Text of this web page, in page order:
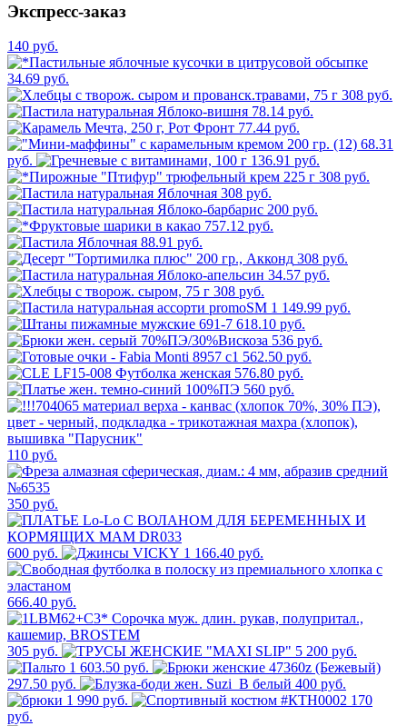
Экспресс-заказ
140 руб.
34.69 руб.
308 руб.
78.14 руб.
77.44 руб.
68.31
руб.
136.91 руб.
308 руб.
308 руб.
200 руб.
757.12 руб.
88.91 руб.
308 руб.
34.57 руб.
308 руб.
1 149.99 руб.
618.10 руб.
536 руб.
562.50 руб.
576.80 руб.
560 руб.
110 руб.
350 руб.
600 руб. 1 166.40 руб.
666.40 руб.
305 руб.
5 200 руб.
1 603.50 руб.
297.50 руб.
400 руб.
1 990 руб.
170
руб.